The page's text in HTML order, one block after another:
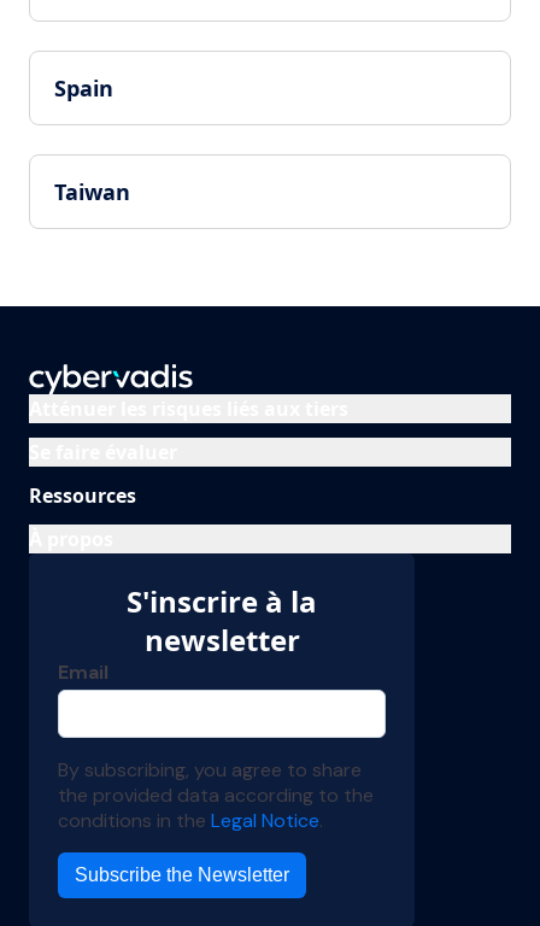
Spain
Taiwan
Ressources
S'inscrire à la
newsletter